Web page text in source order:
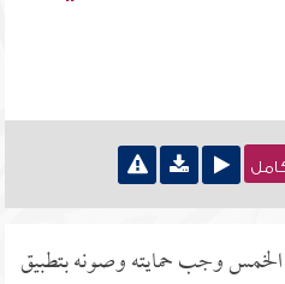
وجب حمايته وصونه بتطبيق